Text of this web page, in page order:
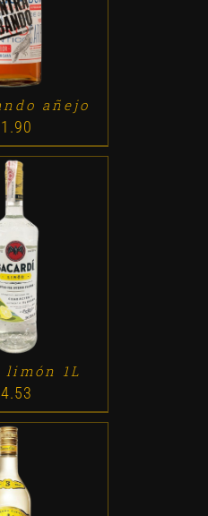
añejo
/ DETALLES
limón 1L